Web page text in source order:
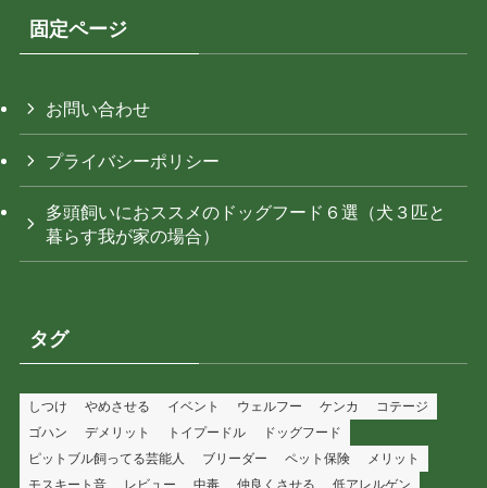
固定ページ
お問い合わせ
プライバシーポリシー
多頭飼いにおススメのドッグフード６選（犬３匹と
暮らす我が家の場合）
タグ
しつけ やめさせる イベント ウェルフー ケンカ
コテージ
ゴハン
デメリット トイプードル
ドッグフード
ピットブル飼ってる芸能人
ブリーダー ペット保険
メリット
モスキート音
レビュー 中毒 仲良くさせる 低アレルゲン